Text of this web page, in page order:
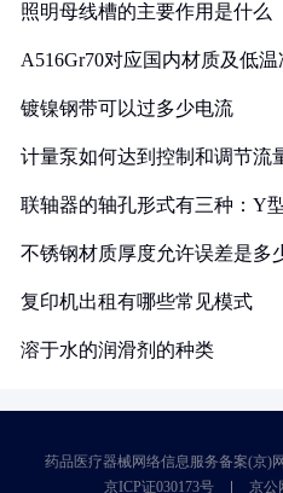
照明母线槽的主要作用是什么
A516Gr70对应国内材质及低
镀镍钢带可以过多少电流
计量泵如何达到控制和调节流
联轴器的轴孔形式有三种：Y
不锈钢材质厚度允许误差是多
复印机出租有哪些常见模式
溶于水的润滑剂的种类
药品医疗器械网络信息服务备案(京)
京ICP证030173号
京公